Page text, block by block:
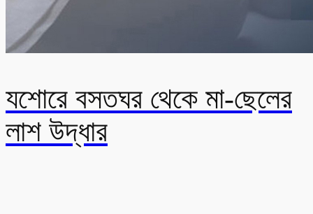
যশোরে বসতঘর থেকে মা-ছেলের
লাশ উদ্ধার